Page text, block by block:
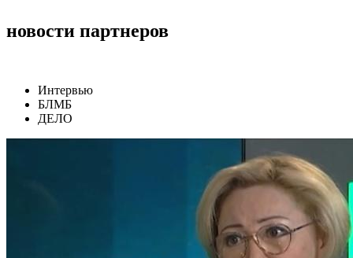
новости партнеров
Интервью
БЛМБ
ДЕЛО